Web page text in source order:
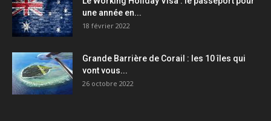
une année en...
18 février 2022
Grande Barrière de Corail : les 10 îles qui
vont vous...
26 octobre 2022